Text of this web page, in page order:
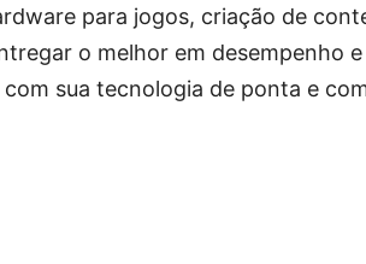
para jogos, criação de
o melhor em desempenho
sua tecnologia de ponta e